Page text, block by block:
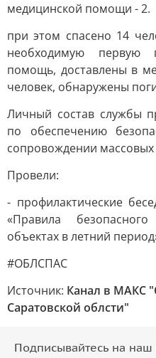
медицинской помощи - 2.
при этом спасено 14
необходимую
помощь, доставлены в
человек, обнаружены
Личный состав службы
по обеспечению
сопровождении
Провели:
- профилактические
«Правила
объектах в летний
#ОБЛСПАС
Источник: Канал в МАКС
Саратовской облсти"
Подписывайтесь на наш